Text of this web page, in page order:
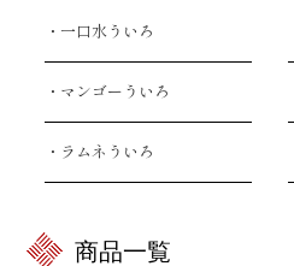
・一口水ういろ
・マンゴーういろ
・ラムネういろ
商品一覧